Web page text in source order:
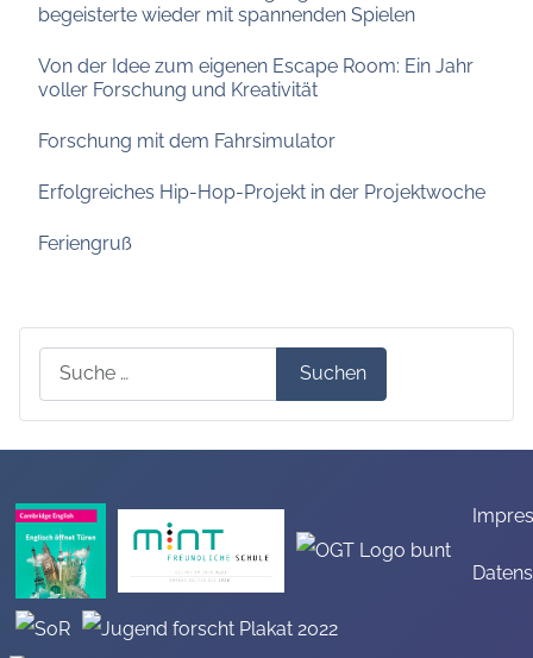
begeisterte wieder mit spannenden Spielen
Von der Idee zum eigenen Escape Room: Ein Jahr
voller Forschung und Kreativität
Forschung mit dem Fahrsimulator
Erfolgreiches Hip-Hop-Projekt in der Projektwoche
Feriengruß
Suchen Suchen